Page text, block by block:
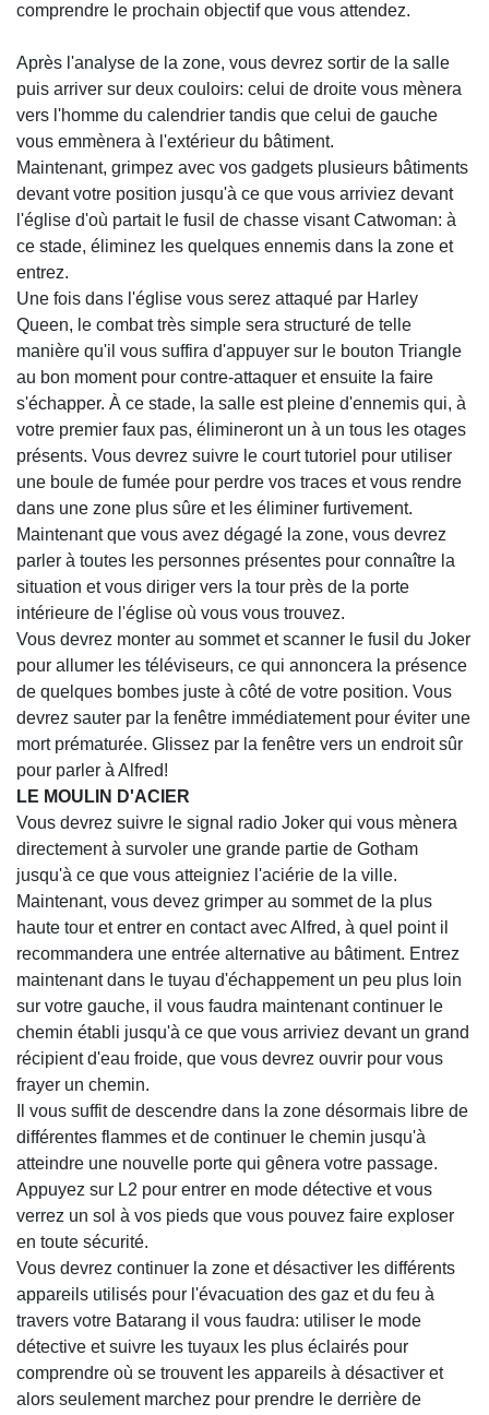
comprendre le prochain objectif que vous attendez.
Après l'analyse de la zone, vous devrez sortir de la salle
puis arriver sur deux couloirs: celui de droite vous mènera
vers l'homme du calendrier tandis que celui de gauche
vous emmènera à l'extérieur du bâtiment.
Maintenant, grimpez avec vos gadgets plusieurs bâtiments
devant votre position jusqu'à ce que vous arriviez devant
l'église d'où partait le fusil de chasse visant Catwoman: à
ce stade, éliminez les quelques ennemis dans la zone et
entrez.
Une fois dans l'église vous serez attaqué par Harley
Queen, le combat très simple sera structuré de telle
manière qu'il vous suffira d'appuyer sur le bouton Triangle
au bon moment pour contre-attaquer et ensuite la faire
s'échapper. À ce stade, la salle est pleine d'ennemis qui, à
votre premier faux pas, élimineront un à un tous les otages
présents. Vous devrez suivre le court tutoriel pour utiliser
une boule de fumée pour perdre vos traces et vous rendre
dans une zone plus sûre et les éliminer furtivement.
Maintenant que vous avez dégagé la zone, vous devrez
parler à toutes les personnes présentes pour connaître la
situation et vous diriger vers la tour près de la porte
intérieure de l'église où vous vous trouvez.
Vous devrez monter au sommet et scanner le fusil du Joker
pour allumer les téléviseurs, ce qui annoncera la présence
de quelques bombes juste à côté de votre position. Vous
devrez sauter par la fenêtre immédiatement pour éviter une
mort prématurée. Glissez par la fenêtre vers un endroit sûr
pour parler à Alfred!
LE MOULIN D'ACIER
Vous devrez suivre le signal radio Joker qui vous mènera
directement à survoler une grande partie de Gotham
jusqu'à ce que vous atteigniez l'aciérie de la ville.
Maintenant, vous devez grimper au sommet de la plus
haute tour et entrer en contact avec Alfred, à quel point il
recommandera une entrée alternative au bâtiment. Entrez
maintenant dans le tuyau d'échappement un peu plus loin
sur votre gauche, il vous faudra maintenant continuer le
chemin établi jusqu'à ce que vous arriviez devant un grand
récipient d'eau froide, que vous devrez ouvrir pour vous
frayer un chemin.
Il vous suffit de descendre dans la zone désormais libre de
différentes flammes et de continuer le chemin jusqu'à
atteindre une nouvelle porte qui gênera votre passage.
Appuyez sur L2 pour entrer en mode détective et vous
verrez un sol à vos pieds que vous pouvez faire exploser
en toute sécurité.
Vous devrez continuer la zone et désactiver les différents
appareils utilisés pour l'évacuation des gaz et du feu à
travers votre Batarang il vous faudra: utiliser le mode
détective et suivre les tuyaux les plus éclairés pour
comprendre où se trouvent les appareils à désactiver et
alors seulement marchez pour prendre le derrière de